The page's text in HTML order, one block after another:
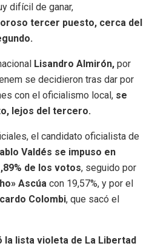
difícil de ganar,
tercer puesto, cerca del
Lisandro Almirón, por
se decidieron tras dar por
con el oficialismo local, se
lejos del tercero.
el candidato oficialista de
Valdés se impuso en
de los votos, seguido por
Ascúa con 19,57%, y por el
Colombi, que sacó el
la lista violeta de La Libertad